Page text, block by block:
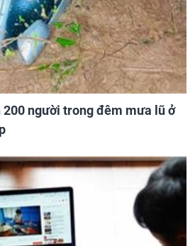
200 người trong đêm mưa lũ ở